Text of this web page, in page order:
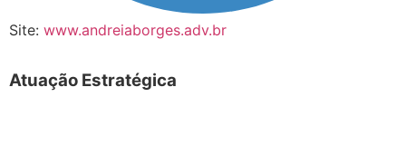
Site: www.andreiaborges.adv.br
Atuação Estratégica